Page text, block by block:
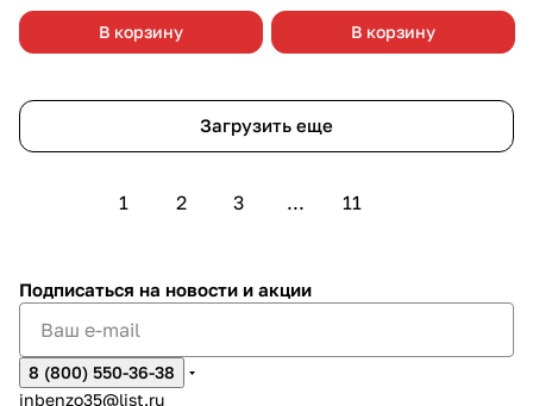
В корзину В корзину
Загрузить еще
1 2 3 ... 11
Подписаться на новости и акции
8 (800) 550-36-38
inbenzo35@list.ru